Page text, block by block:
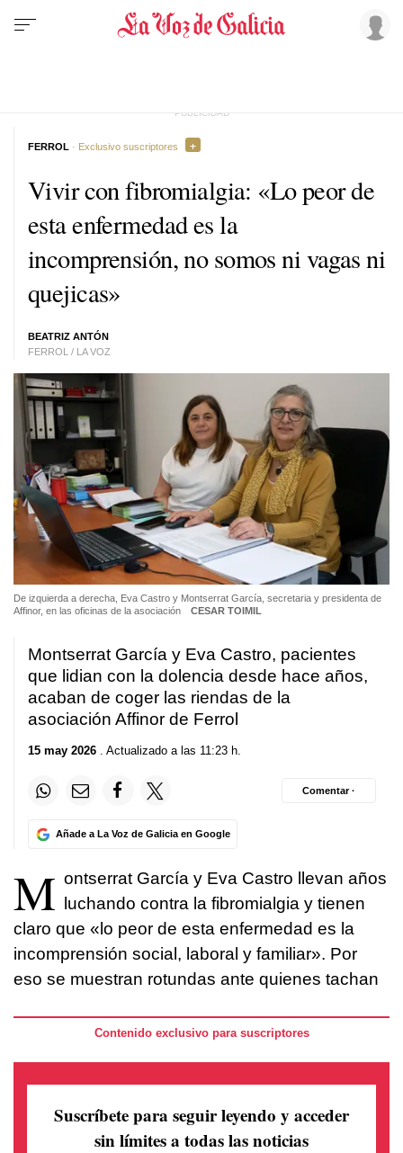
Vivir con fibromialgia: «Lo peor de
esta enfermedad es la
incomprensión, no somos ni vagas ni
quejicas»
BEATRIZ ANTÓN
FERROL / LA VOZ
FERROL · Exclusivo suscriptores
De izquierda a derecha, Eva Castro y Montserrat García, secretaria y presidenta de
Affinor, en las oficinas de la asociación
CESAR TOIMIL
Montserrat García y Eva Castro, pacientes
que lidian con la dolencia desde hace años,
acaban de coger las riendas de la
asociación Affinor de Ferrol
15 may 2026 . Actualizado a las 11:23 h.
Añade a La Voz de Galicia en Google
Comentar ·
M ontserrat García y Eva Castro llevan años
luchando contra la fibromialgia y tienen
claro que «lo peor de esta enfermedad es la
incomprensión social, laboral y familiar». Por
eso se muestran rotundas ante quienes tachan
Contenido exclusivo para suscriptores
Suscríbete para seguir leyendo y acceder
sin límites a todas las noticias